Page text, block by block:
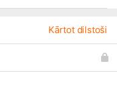
Kārtot dilstoši